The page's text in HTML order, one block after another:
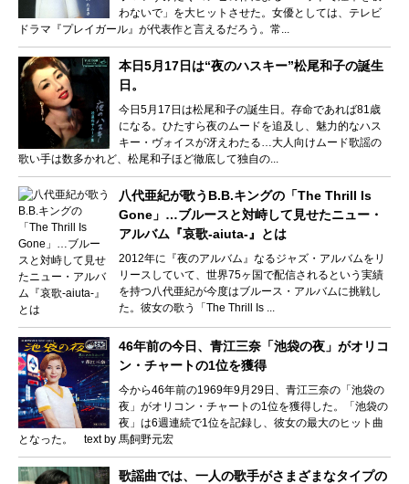
わないで」を大ヒットさせた。女優としては、テレビ
ドラマ『プレイガール』が代表作と言えるだろう。常...
本日5月17日は“夜のハスキー”松尾和子の誕生
日。
今日5月17日は松尾和子の誕生日。存命であれば81歳
になる。ひたすら夜のムードを追及し、魅力的なハス
キー・ヴォイスが冴えわたる…大人向けムード歌謡の
歌い手は数多かれど、松尾和子ほど徹底して独自の...
八代亜紀が歌うB.B.キングの「The Thrill Is
Gone」…ブルースと対峙して見せたニュー・
アルバム『哀歌-aiuta-』とは
2012年に『夜のアルバム』なるジャズ・アルバムをリ
リースしていて、世界75ヶ国で配信されるという実績
を持つ八代亜紀が今度はブルース・アルバムに挑戦し
た。彼女の歌う「The Thrill Is ...
46年前の今日、青江三奈「池袋の夜」がオリコ
ン・チャートの1位を獲得
今から46年前の1969年9月29日、青江三奈の「池袋の
夜」がオリコン・チャートの1位を獲得した。「池袋の
夜」は6週連続で1位を記録し、彼女の最大のヒット曲
となった。 text by 馬飼野元宏
歌謡曲では、一人の歌手がさまざまなタイプの